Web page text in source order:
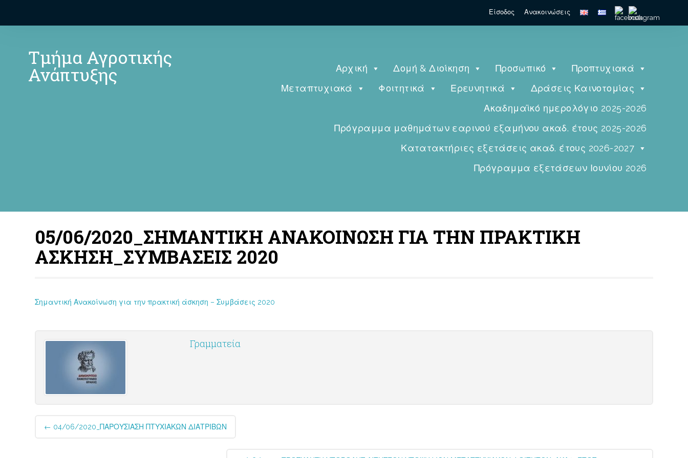
Είσοδος Ανακοινώσεις
Τμήμα Αγροτικής
Ανάπτυξης Αρχική Δομή & Διοίκηση Προσωπικό
Προπτυχιακά
Μεταπτυχιακά
Φοιτητικά Ερευνητικά
Δράσεις Καινοτομίας
Ακαδημαϊκό ημερολόγιο 2025-2026
Πρόγραμμα μαθημάτων εαρινού εξαμήνου ακαδ. έτους 2025-2026
Κατατακτήριες εξετάσεις ακαδ. έτους 2026-2027
Πρόγραμμα εξετάσεων Ιουνίου 2026
05/06/2020_ΣΗΜΑΝΤΙΚΗ ΑΝΑΚΟΙΝΩΣΗ ΓΙΑ ΤΗΝ ΠΡΑΚΤΙΚΗ
ΑΣΚΗΣΗ_ΣΥΜΒΑΣΕΙΣ 2020
Σημαντική Ανακοίνωση για την πρακτική άσκηση – Συμβάσεις 2020
Γραμματεία
Post
navigation
← 04/06/2020_ΠΑΡΟΥΣΙΑΣΗ ΠΤΥΧΙΑΚΩΝ ΔΙΑΤΡΙΒΩΝ